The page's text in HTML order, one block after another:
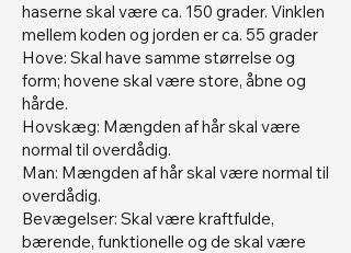
haserne skal være ca. 150 grader. Vinklen
mellem koden og jorden er ca. 55 grader
Hove: Skal have samme størrelse og
form; hovene skal være store, åbne og
hårde.
Hovskæg: Mængden af hår skal være
normal til overdådig.
Man: Mængden af hår skal være normal til
overdådig.
Bevægelser: Skal være kraftfulde,
bærende, funktionelle og de skal være